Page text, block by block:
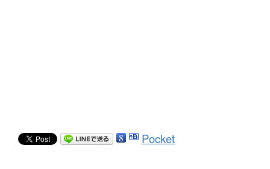
Pocket